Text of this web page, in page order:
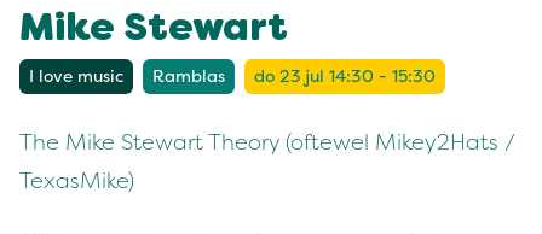
Mike Stewart
I love music Ramblas do 23 jul 14:30 - 15:30
The Mike Stewart Theory (oftewel Mikey2Hats /
TexasMike)